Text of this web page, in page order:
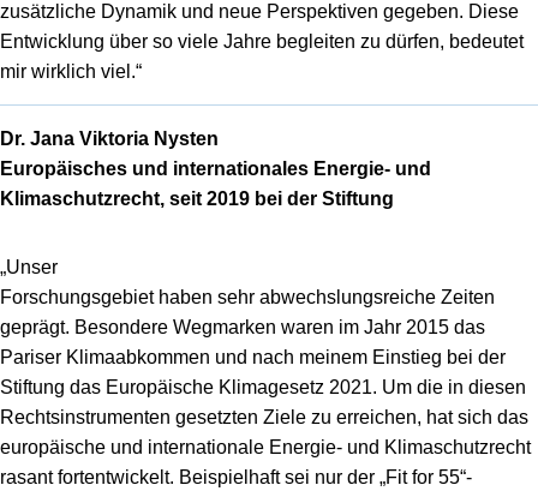
zusätzliche Dynamik und neue Perspektiven gegeben. Diese
Entwicklung über so viele Jahre begleiten zu dürfen, bedeutet
mir wirklich viel.“
Dr. Jana Viktoria Nysten
Europäisches und internationales Energie- und
Klimaschutzrecht, seit 2019 bei der Stiftung
„Unser
Forschungsgebiet haben sehr abwechslungsreiche Zeiten
geprägt. Besondere Wegmarken waren im Jahr 2015 das
Pariser Klimaabkommen und nach meinem Einstieg bei der
Stiftung das Europäische Klimagesetz 2021. Um die in diesen
Rechtsinstrumenten gesetzten Ziele zu erreichen, hat sich das
europäische und internationale Energie- und Klimaschutzrecht
rasant fortentwickelt. Beispielhaft sei nur der „Fit for 55“-